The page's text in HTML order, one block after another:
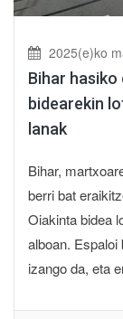
2025(e)ko
Bihar hasiko
bidearekin
lanak
Bihar,
berri bat
Oiakinta bidea
alboan.
izango da, eta